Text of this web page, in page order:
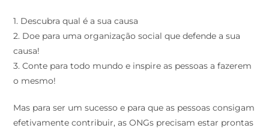
1. Descubra qual é a sua causa
2. Doe para uma organização social que defende a sua
causa!
3. Conte para todo mundo e inspire as pessoas a fazerem
o mesmo!
Mas para ser um sucesso e para que as pessoas consigam
efetivamente contribuir, as ONGs precisam estar prontas